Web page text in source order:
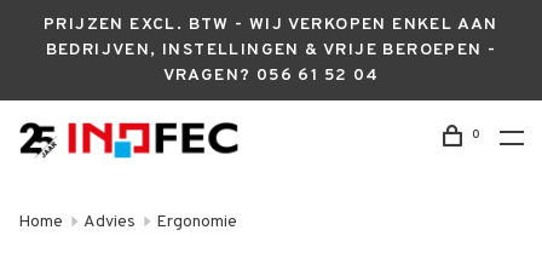
PRIJZEN EXCL. BTW - WIJ VERKOPEN ENKEL AAN
BEDRIJVEN, INSTELLINGEN & VRIJE BEROEPEN -
VRAGEN? 056 61 52 04
0
Home Advies Ergonomie